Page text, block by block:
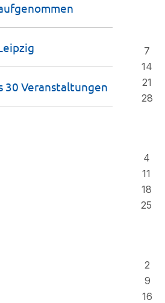
7
14
21
28
4
11
18
25
2
9
16
30 Veranstaltungen